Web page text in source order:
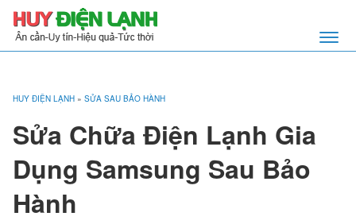
HUY ĐIỆN LẠNH » SỬA SAU BẢO HÀNH
Sửa Chữa Điện Lạnh Gia
Dụng Samsung Sau Bảo
Hành